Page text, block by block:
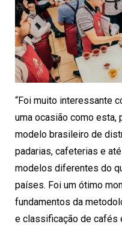
“Foi muito interessante
uma ocasião como esta,
modelo brasileiro de
padarias, cafeterias e
modelos diferentes do
países. Foi um ótimo
fundamentos da
e classificação de cafés